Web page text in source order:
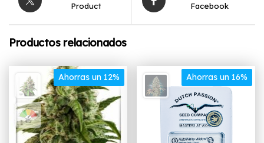
Product
Facebook
Productos relacionados
Ahorras un 12% Ahorras un 16%